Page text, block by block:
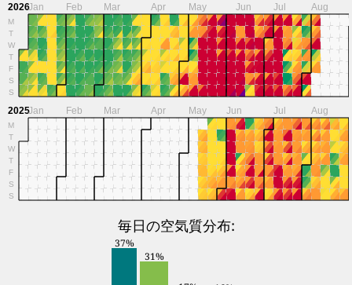
2026
M
T
W
T
F
S
S
Jan Feb Mar Apr May Jun Jul Aug
2025
M
T
W
T
F
S
S
Jan Feb Mar Apr May Jun Jul Aug
毎日の空気質分布:
37%
31%